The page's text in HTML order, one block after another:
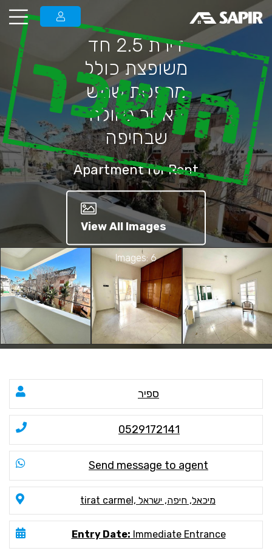
הושכר
דירת 2.5 חד
משופצת כולל
מרפסת שמש
באזור גאולה
שבחיפה
Apartment for Rent
View All Images
Images: 6
ספיר
0529172141
Send message to agent
tirat carmel, מיכאל, חיפה, ישראל
Entry Date: Immediate Entrance